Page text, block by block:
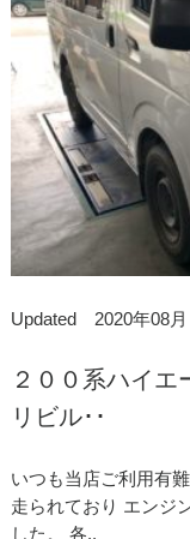
Updated 2020年08月
２００系ハイ
リビル･･
いつも当店ご利用有
走られており エンジ
した。 各..